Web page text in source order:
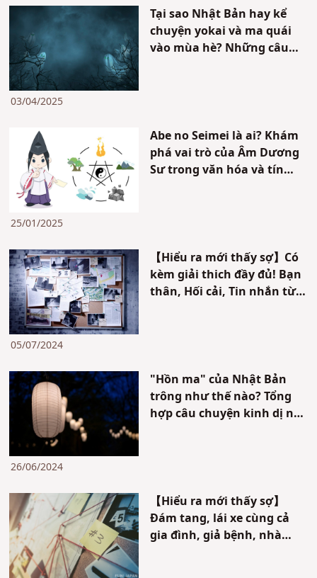
Tại sao Nhật Bản hay kể
chuyện yokai và ma quái
vào mùa hè? Những câu
03/04/2025
Abe no Seimei là ai? Khám
phá vai trò của Âm Dương
Sư trong văn hóa và tín
25/01/2025
【Hiểu ra mới thấy sợ】Có
kèm giải thich đầy đủ! Bạn
thân, Hối cải, Tin nhắn từ
05/07/2024
"Hồn ma" của Nhật Bản
trông như thế nào? Tổng
hợp câu chuyện kinh dị nổi
26/06/2024
【Hiểu ra mới thấy sợ】
Đám tang, lái xe cùng cả
gia đình, giả bệnh, nhà